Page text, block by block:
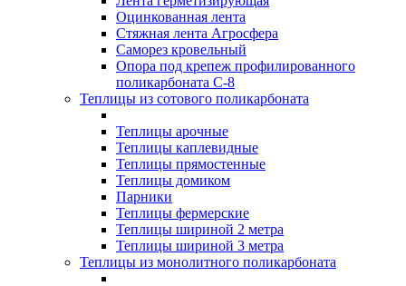
Оцинкованная лента
Стяжная лента Агросфера
Саморез кровельный
Опора под крепеж профилированного
поликарбоната С-8
Теплицы из сотового поликарбоната
Теплицы арочные
Теплицы каплевидные
Теплицы прямостенные
Теплицы домиком
Парники
Теплицы фермерские
Теплицы шириной 2 метра
Теплицы шириной 3 метра
Теплицы из монолитного поликарбоната